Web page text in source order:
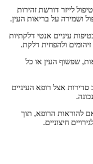
לייזר דורשת זהירות
ושמירה על בריאות העין.
עיניים אנטי דלקתיות
זיהומים ולהפחית דלקת.
שפשוף העין או כל
אצל רופא העיניים
להוראות הרופא, תוך
חיצוניים.